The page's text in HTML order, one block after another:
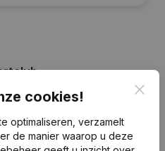
Oprichting (Nieuwe
cookies!
optimaliseren, verzamelt
de manier waarop u deze